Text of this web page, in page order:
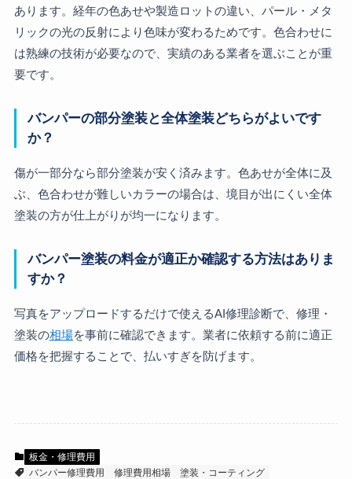
あります。経年の色あせや製造ロットの違い、パール・メタ
リックの光の反射により色味が変わるためです。色合わせに
は熟練の技術が必要なので、実績のある業者を選ぶことが重
要です。
バンパーの部分塗装と全体塗装どちらがよいです
か？
傷が一部分なら部分塗装が安く済みます。色あせが全体に及
ぶ、色合わせが難しいカラーの場合は、境目が出にくい全体
塗装の方が仕上がりが均一になります。
バンパー塗装の料金が適正か確認する方法はありま
すか？
写真をアップロードするだけで使えるAI修理診断で、修理・
塗装の相場を事前に確認できます。業者に依頼する前に適正
価格を把握することで、払いすぎを防げます。
板金・修理費用
バンパー修理費用
修理費用相場 塗装・コーティング